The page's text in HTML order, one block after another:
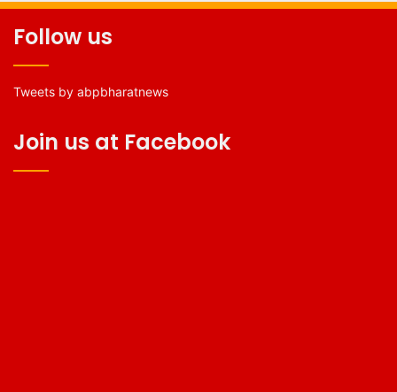
Follow us
Tweets by abpbharatnews
Join us at Facebook